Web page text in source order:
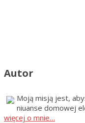
Autor
Moją misją jest,
niuanse domowej
więcej o mnie…